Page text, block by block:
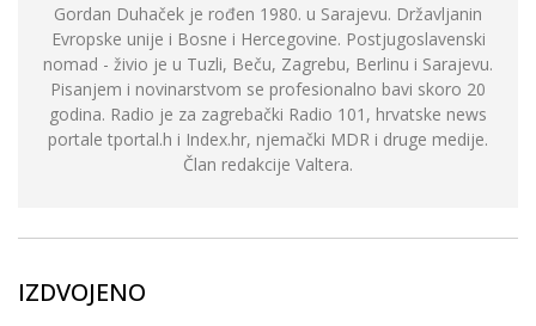
Gordan Duhaček je rođen 1980. u Sarajevu. Državljanin
Evropske unije i Bosne i Hercegovine. Postjugoslavenski
nomad - živio je u Tuzli, Beču, Zagrebu, Berlinu i Sarajevu.
Pisanjem i novinarstvom se profesionalno bavi skoro 20
godina. Radio je za zagrebački Radio 101, hrvatske news
portale tportal.h i Index.hr, njemački MDR i druge medije.
Član redakcije Valtera.
IZDVOJENO